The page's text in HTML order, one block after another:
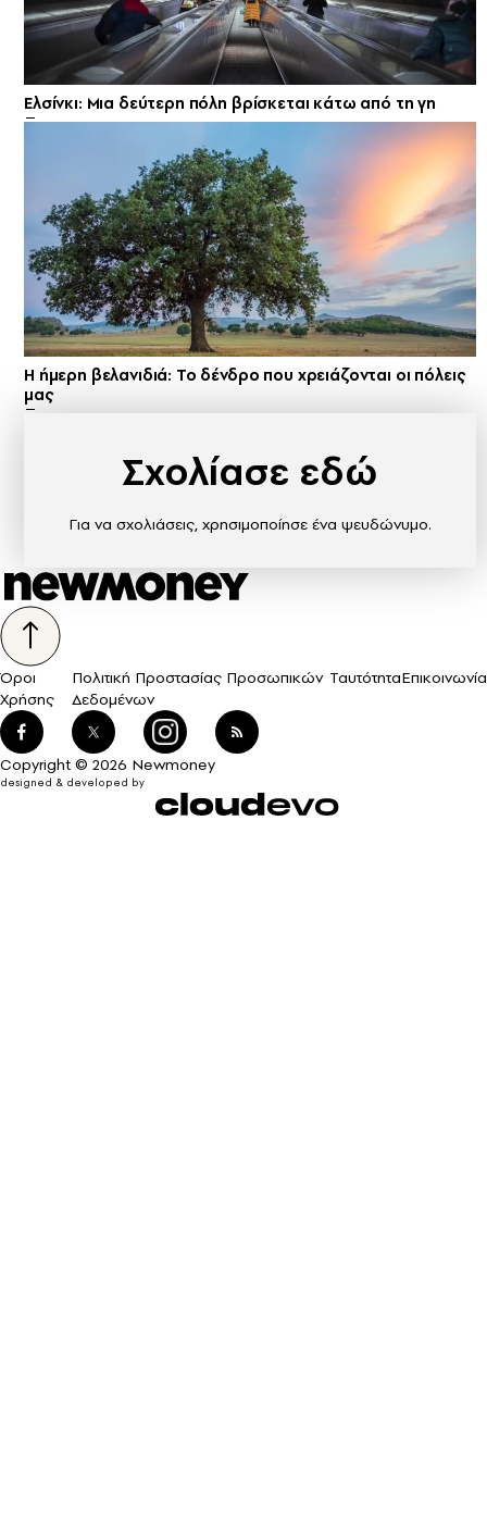
Ελσίνκι: Mια δεύτερη πόλη βρίσκεται κάτω από τη γη
Η ήμερη βελανιδιά: Το δένδρο που χρειάζονται οι πόλεις
μας
Σχολίασε εδώ
Για να σχολιάσεις, χρησιμοποίησε ένα ψευδώνυμο.
Όροι
Χρήσης
Πολιτική Προστασίας Προσωπικών
Δεδομένων
ΤαυτότηταΕπικοινωνία
Copyright © 2026 Newmoney
designed & developed by